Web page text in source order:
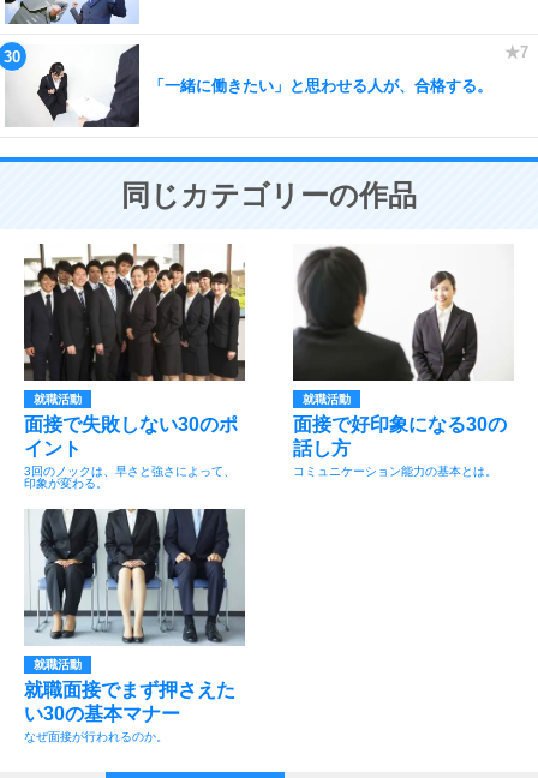
「一緒に働きたい」と思わせる人が、合格する。
同じカテゴリーの作品
就職活動
面接で失敗しない30のポ
イント
3回のノックは、早さと強さによって、
印象が変わる。
就職活動
面接で好印象になる30の
話し方
コミュニケーション能力の基本とは。
就職活動
就職面接でまず押さえた
い30の基本マナー
なぜ面接が行われるのか。